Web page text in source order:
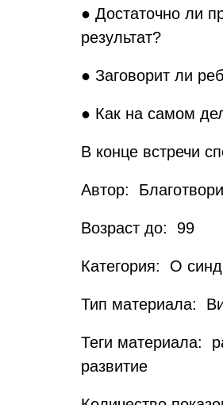
● Достаточно ли
результат?
● Заговорит ли
● Как на самом
В конце встречи
Автор:
Возраст до: 99
Категория: О
Тип материала:
Теги материала:
развитие